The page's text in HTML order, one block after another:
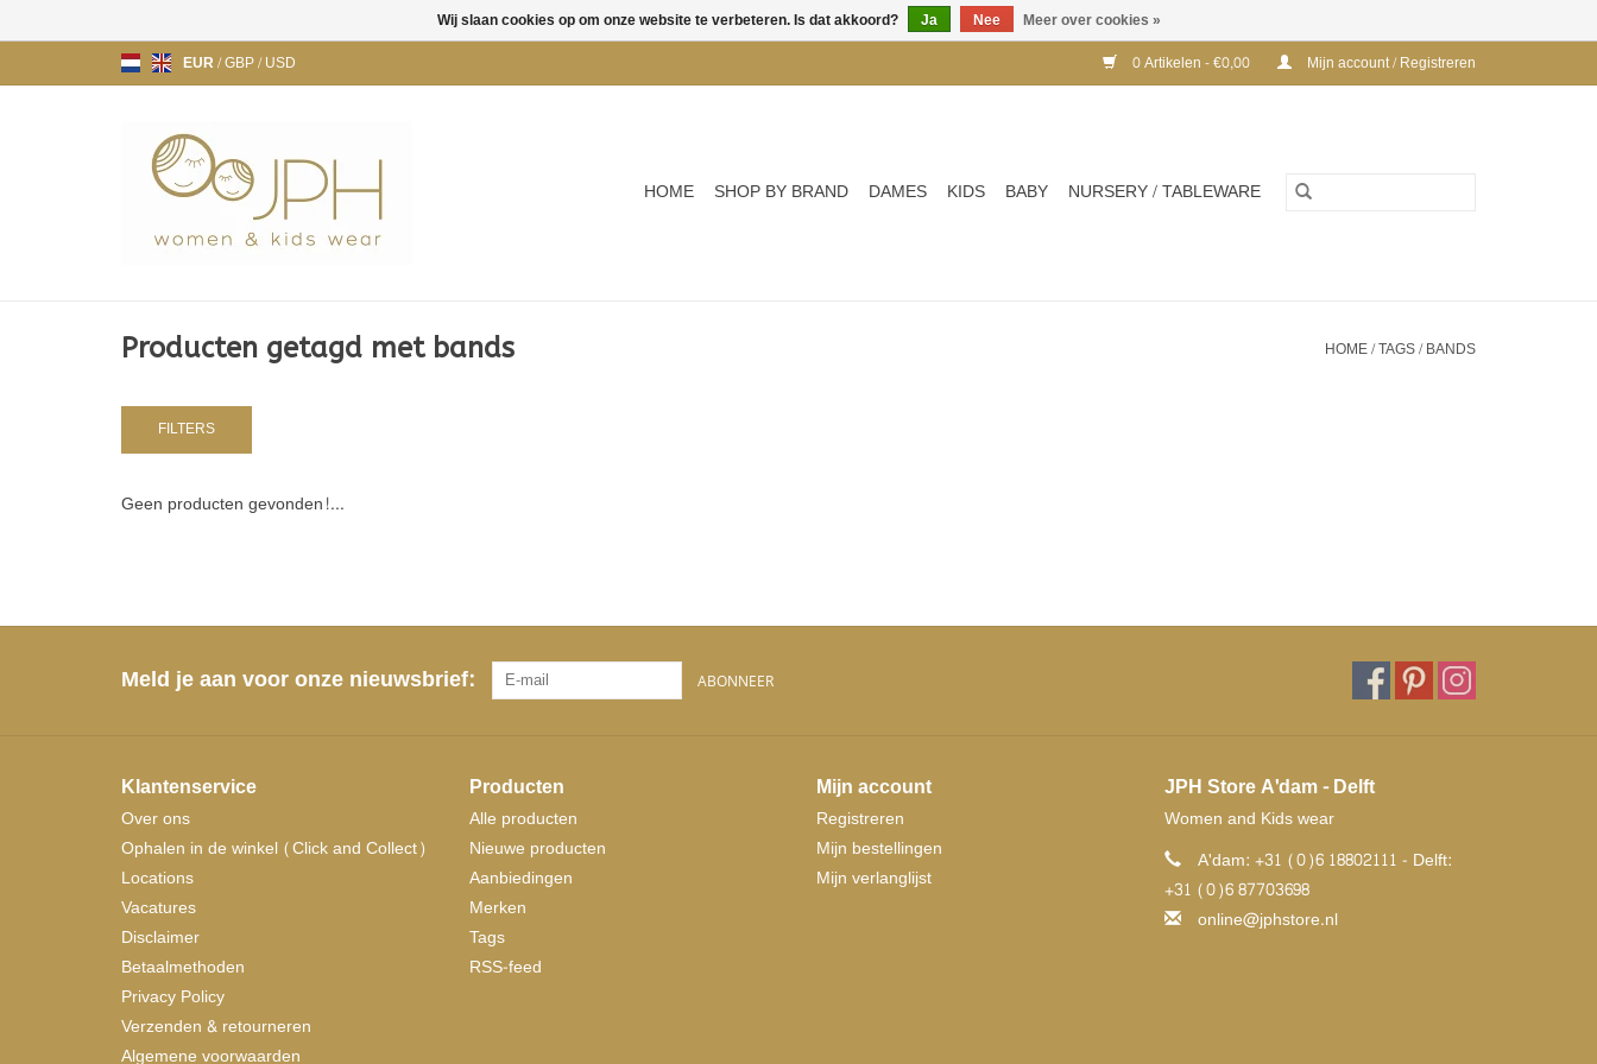
EUR/GBP/USD 0 Artikelen - €0,00 Mijn account / Registreren
HOME SHOP BY BRAND DAMES KIDS BABY NURSERY / TABLEWARE
Producten getagd met bands HOME/TAGS/BANDS
FILTERS
Geen producten gevonden!...
Meld je aan voor onze nieuwsbrief: ABONNEER
Klantenservice
Over ons
Ophalen in de winkel (Click and Collect)
Locations
Vacatures
Disclaimer
Betaalmethoden
Privacy Policy
Verzenden & retourneren
Algemene voorwaarden
Producten
Alle producten
Nieuwe producten
Aanbiedingen
Merken
Tags
RSS-feed
Mijn account
Registreren
Mijn bestellingen
Mijn verlanglijst
JPH Store A'dam - Delft
Women and Kids wear
A'dam: +31 (0)6 18802111 - Delft:
+31 (0)6 87703698
online@jphstore.nl
Wij slaan cookies op om onze website te verbeteren. Is dat akkoord? Ja Nee Meer over cookies »